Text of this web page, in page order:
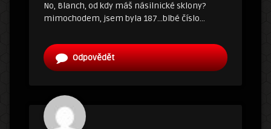
No, Blanch, od kdy máš násilnické sklony?
mimochodem, jsem byla 187…blbé číslo…
Odpovědět